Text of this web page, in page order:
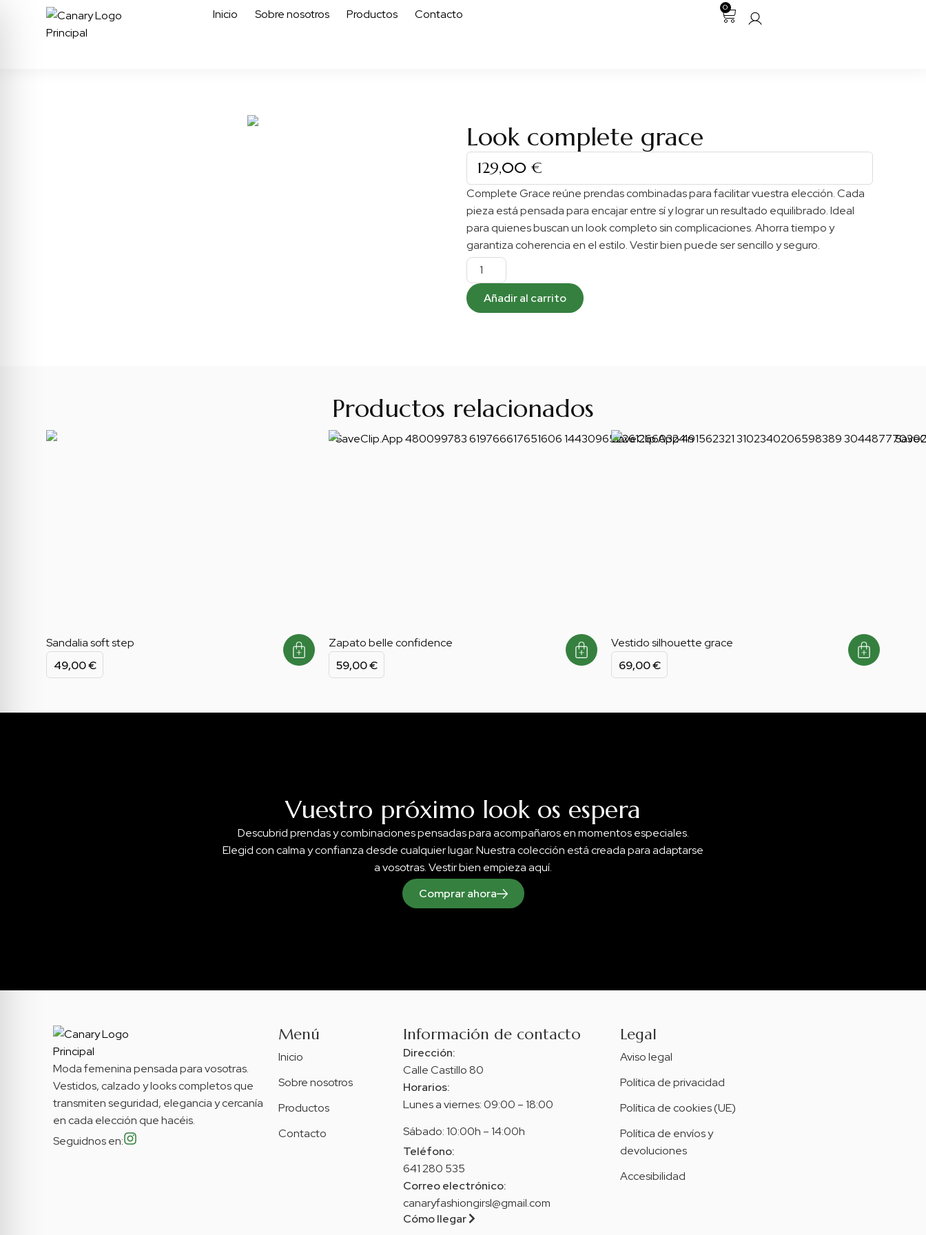
Inicio Sobre nosotros Productos Contacto 0
Look complete grace
129,00 €
Complete Grace reúne prendas combinadas para facilitar vuestra elección. Cada
pieza está pensada para encajar entre sí y lograr un resultado equilibrado. Ideal
para quienes buscan un look completo sin complicaciones. Ahorra tiempo y
garantiza coherencia en el estilo. Vestir bien puede ser sencillo y seguro.
Añadir al carrito
Productos relacionados
Sandalia soft step
49,00€
Zapato belle confidence
59,00€
Vestido silhouette grace
69,00€
Vuestro próximo look os espera
Descubrid prendas y combinaciones pensadas para acompañaros en momentos especiales.
Elegid con calma y confianza desde cualquier lugar. Nuestra colección está creada para adaptarse
a vosotras. Vestir bien empieza aquí.
Comprar ahora
Moda femenina pensada para vosotras.
Vestidos, calzado y looks completos que
transmiten seguridad, elegancia y cercanía
en cada elección que hacéis.
Seguidnos en:
Menú
Inicio
Sobre nosotros
Productos
Contacto
Información de contacto
Dirección:
Calle Castillo 80
Horarios:
Lunes a viernes: 09:00 – 18:00
Sábado: 10:00h – 14:00h
Teléfono:
641 280 535
Correo electrónico:
canaryfashiongirsl@gmail.com
Cómo llegar
Legal
Aviso legal
Política de privacidad
Política de cookies (UE)
Política de envíos y
devoluciones
Accesibilidad